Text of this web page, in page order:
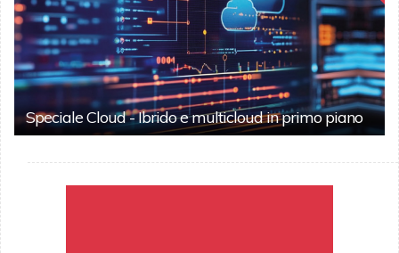
Speciale Cloud - Ibrido e multicloud in primo piano